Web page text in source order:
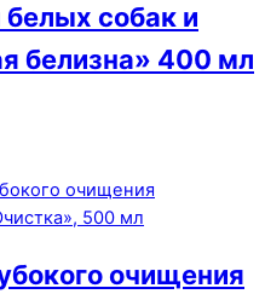
собак и
белизна» 400 мл
очищения